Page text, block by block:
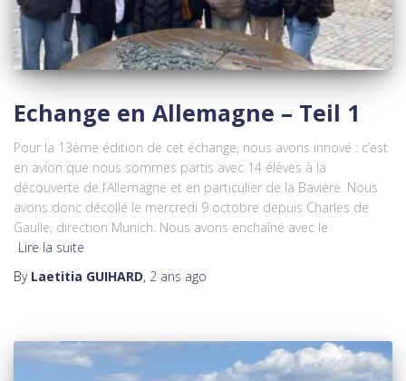
Echange en Allemagne – Teil 1
Pour la 13ème édition de cet échange, nous avons innové : c’est
en avion que nous sommes partis avec 14 élèves à la
découverte de l’Allemagne et en particulier de la Bavière. Nous
avons donc décollé le mercredi 9 octobre depuis Charles de
Gaulle, direction Munich. Nous avons enchaîné avec le
Lire la suite
By Laetitia GUIHARD, 2 ans ago